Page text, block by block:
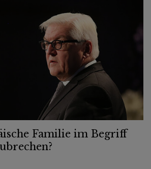
Familie im Begriff